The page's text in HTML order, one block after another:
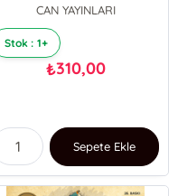
CAN YAYINLARI
Stok : 1+
₺310,00
Sepete Ekle